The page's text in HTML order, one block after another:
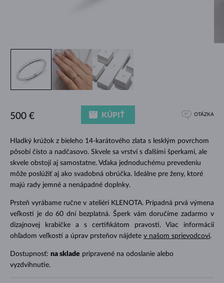
Hladký krúžok z bieleho 14-karátového zlata s lesklým povrchom
pôsobí čisto a nadčasovo. Skvele sa vrství s ďalšími šperkami, ale
skvele obstojí aj samostatne. Vďaka jednoduchému prevedeniu
môže poslúžiť aj ako svadobná obrúčka. Ideálne pre ženy, ktoré
majú rady jemné a nenápadné doplnky.
Prsteň vyrábame ručne v ateliéri KLENOTA. Prípadná prvá výmena
veľkosti je do 60 dní bezplatná. Šperk vám doručíme zadarmo v
dizajnovej krabičke a s certifikátom pravosti. Viac informácií
ohľadom veľkostí a úprav prsteňov nájdete v našom sprievodcovi.
Dostupnosť: na sklade pripravené na odoslanie alebo
vyzdvihnutie.
500 € KÚPIŤ OTÁZKA